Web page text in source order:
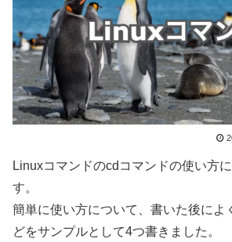
Linuxコマンドのcdコマンドの使い方
す。
簡単に使い方について、書いた後によ
どをサンプルとして4つ書きました。